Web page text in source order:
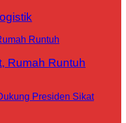
Rumah Runtuh